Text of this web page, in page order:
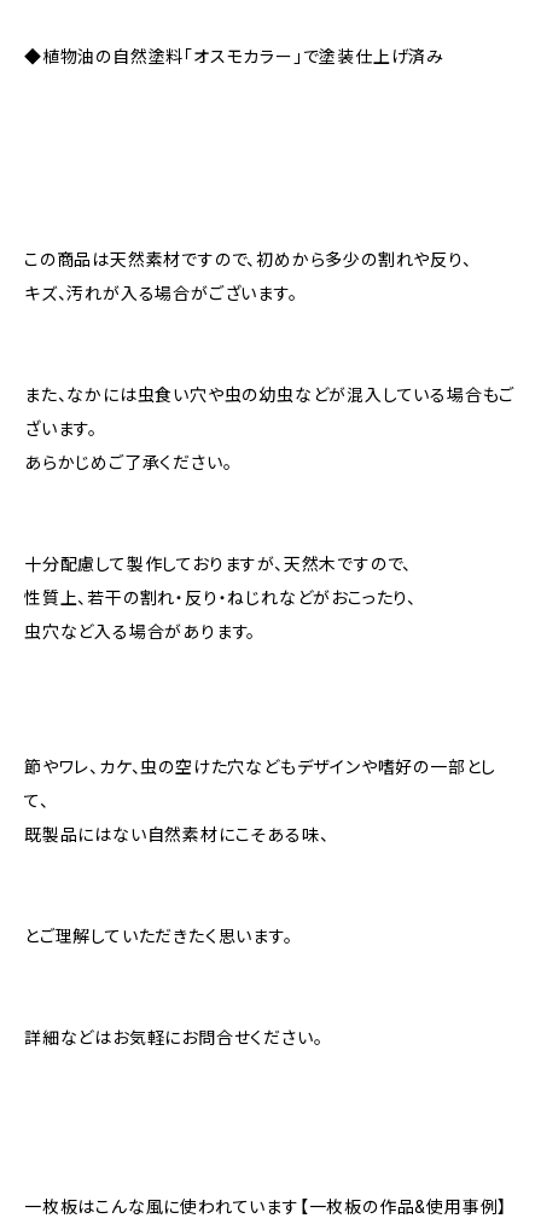
◆植物油の自然塗料「オスモカラー」で塗装仕上げ済み
この商品は天然素材ですので、初めから多少の割れや反り、
キズ、汚れが入る場合がございます。
また、なかには虫食い穴や虫の幼虫などが混入している場合もご
ざいます。
あらかじめご了承ください。
十分配慮して製作しておりますが、天然木ですので、
性質上、若干の割れ・反り・ねじれなどがおこったり、
虫穴など入る場合があります。
節やワレ、カケ、虫の空けた穴などもデザインや嗜好の一部とし
て、
既製品にはない自然素材にこそある味、
とご理解していただきたく思います。
詳細などはお気軽にお問合せください。
一枚板はこんな風に使われています【一枚板の作品&使用事例】